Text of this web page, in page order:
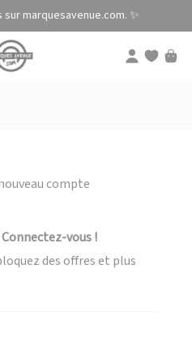
marquesavenue.com. ✨
compte
vous !
des offres et plus